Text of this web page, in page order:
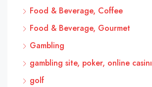
Food & Beverage, Coffee
Food & Beverage, Gourmet
Gambling
gambling site, poker, online casinı
golf